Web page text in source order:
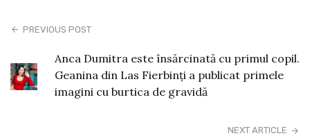
PREVIOUS POST
Anca Dumitra este însărcinată cu primul copil.
Geanina din Las Fierbinți a publicat primele
imagini cu burtica de gravidă
NEXT ARTICLE